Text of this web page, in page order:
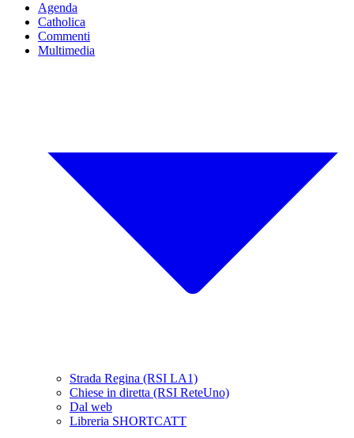
Agenda
Catholica
Commenti
Multimedia
Strada Regina (RSI LA1)
Chiese in diretta (RSI ReteUno)
Dal web
Libreria SHORTCATT